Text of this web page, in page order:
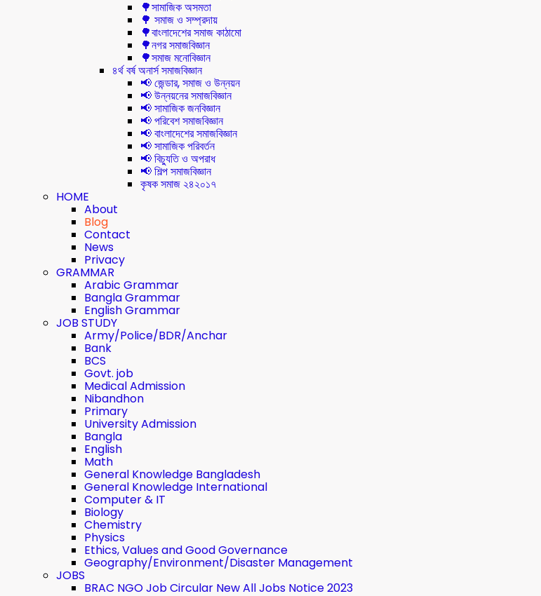
🌳সামাজিক অসমতা
🌳 সমাজ ও সম্প্রদায়
🌳বাংলাদেশের সমাজ কাঠামো
🌳নগর সমাজবিজ্ঞান
🌳সমাজ মনোবিজ্ঞান
৪র্থ বর্ষ অনার্স সমাজবিজ্ঞান
📢 জেন্ডার, সমাজ ও উন্নয়ন
📢 উন্নয়নের সমাজবিজ্ঞান
📢 সামাজিক জনবিজ্ঞান
📢 পরিবেশ সমাজবিজ্ঞান
📢 বাংলাদেশের সমাজবিজ্ঞান
📢 সামাজিক পরিবর্তন
📢 বিচ্যুতি ও অপরাধ
📢 শিল্প সমাজবিজ্ঞান
কৃষক সমাজ ২৪২০১৭
HOME
About
Blog
Contact
News
Privacy
GRAMMAR
Arabic Grammar
Bangla Grammar
English Grammar
JOB STUDY
Army/Police/BDR/Anchar
Bank
BCS
Govt. job
Medical Admission
Nibandhon
Primary
University Admission
Bangla
English
Math
General Knowledge Bangladesh
General Knowledge International
Computer & IT
Biology
Chemistry
Physics
Ethics, Values ​​and Good Governance
Geography/Environment/Disaster Management
JOBS
BRAC NGO Job Circular New All Jobs Notice 2023